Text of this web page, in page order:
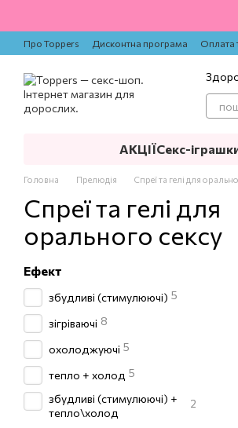
Про Toppers Дисконтна програма Оплата
АКЦІЇСекс-
Головна Прелюдія Спреї та гелі для
Спреї та гелі для
орального сексу
Ефект
збудливі (стимулюючі) 5
зігріваючі 8
охолоджуючі 5
тепло + холод 5
збудливі (стимулюючі) +
тепло\холод
2